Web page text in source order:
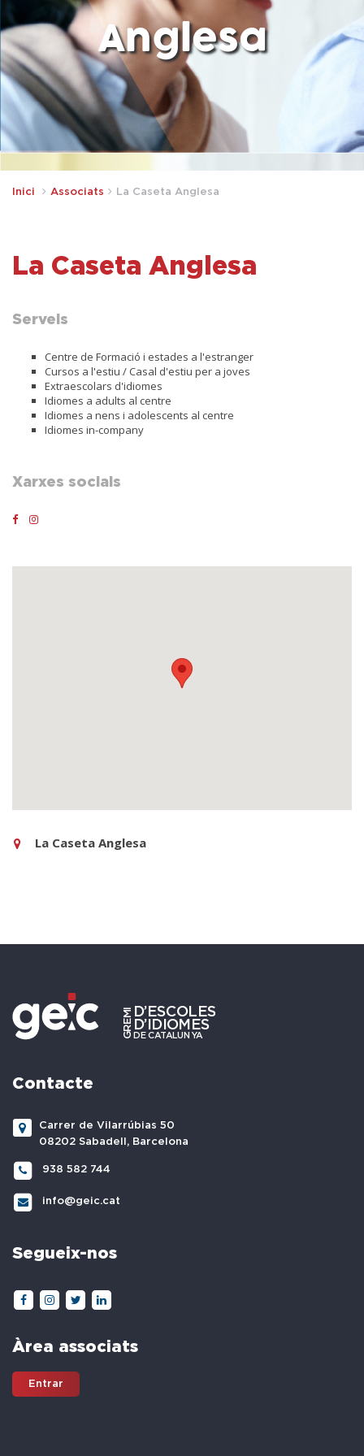
Anglesa
Inici Associats La Caseta Anglesa
La Caseta Anglesa
Serveis
Centre de Formació i estades a l'estranger
Cursos a l'estiu / Casal d'estiu per a joves
Extraescolars d'idiomes
Idiomes a adults al centre
Idiomes a nens i adolescents al centre
Idiomes in-company
Xarxes socials
La Caseta Anglesa
Contacte
Carrer de Vilarrúbias 50
08202 Sabadell, Barcelona
938 582 744
info@geic.cat
Segueix-nos
Àrea associats
Entrar